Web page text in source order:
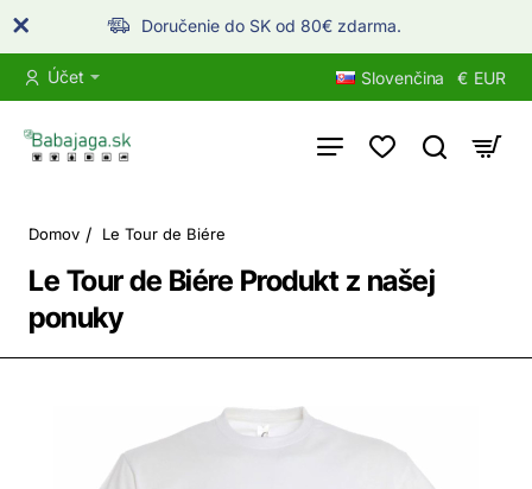
Doručenie do SK od 80€ zdarma.
Účet Slovenčina € EUR
Le Tour de Biére Produkt z našej
ponuky
Domov homeLe Tour de Biére